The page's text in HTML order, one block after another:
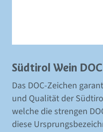
Südtirol Wein DOC
Das DOC-Zeichen
und Qualität der
welche die strengen
diese